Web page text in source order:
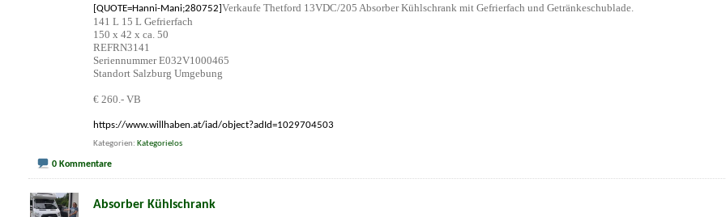
[QUOTE=Hanni-Mani;280752]Verkaufe Thetford 13VDC/205 Absorber Kühlschrank mit Gefrierfach und Getränkeschublade.
141 L 15 L Gefrierfach
150 x 42 x ca. 50
REFRN3141
Seriennummer E032V1000465
Standort Salzburg Umgebung
€ 260.- VB
https://www.willhaben.at/iad/object?adId=1029704503
Kategorien Kategorielos
0 Kommentare
Absorber Kühlschrank